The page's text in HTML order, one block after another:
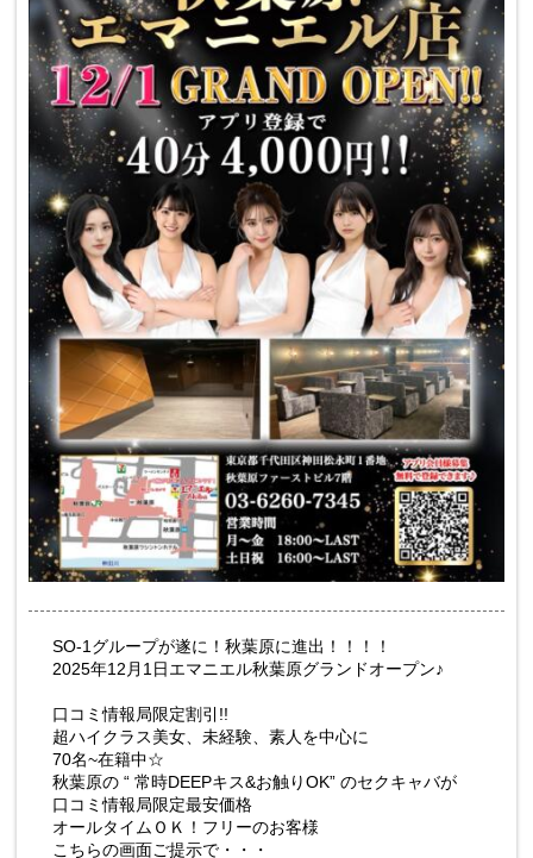
SO-1グループが遂に！秋葉原に進出！！！！
2025年12月1日エマニエル秋葉原グランドオープン♪
口コミ情報局限定割引!!
超ハイクラス美女、未経験、素人を中心に
70名~在籍中☆
秋葉原の “ 常時DEEPキス&お触りOK” のセクキャバが
口コミ情報局限定最安価格
オールタイムＯＫ！フリーのお客様
こちらの画面ご提示で・・・